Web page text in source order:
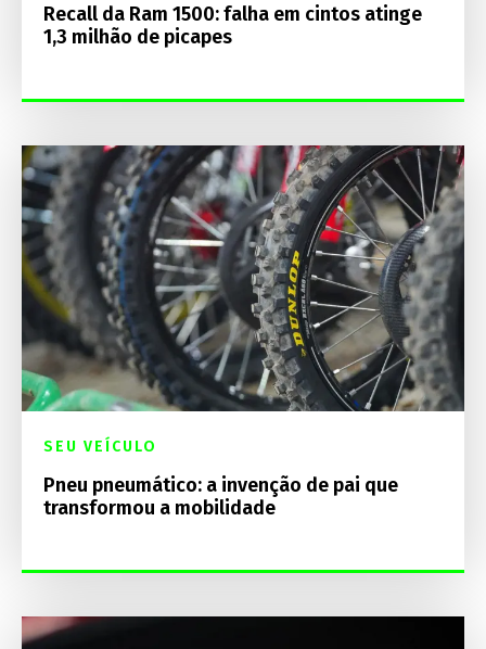
Recall da Ram 1500: falha em cintos atinge
1,3 milhão de picapes
SEU VEÍCULO
Pneu pneumático: a invenção de pai que
transformou a mobilidade